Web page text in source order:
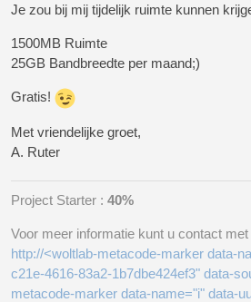
Je zou bij mij tijdelijk ruimte kunnen
1500MB Ruimte
25GB Bandbreedte per maand;)
Gratis!
Met vriendelijke groet,
A. Ruter
Project Starter : 40%
Voor meer informatie kunt u contact
http://<woltlab-metacode-marker data-
c21e-4616-83a2-1b7dbe424ef3" data-
metacode-marker data-name="i" data-